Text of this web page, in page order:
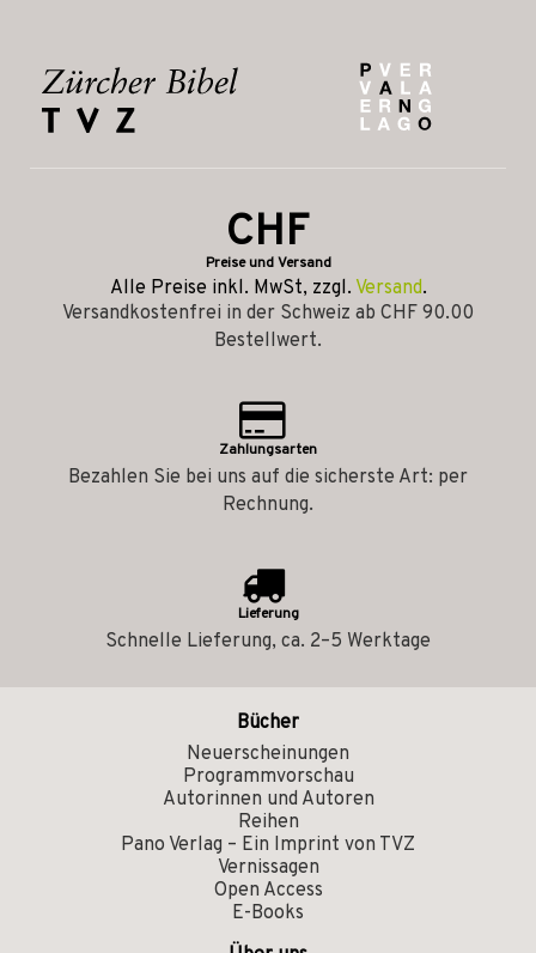
CHF
Preise und Versand
Alle Preise inkl. MwSt, zzgl. Versand.
Versandkostenfrei in der Schweiz ab CHF 90.00
Bestellwert.
Zahlungsarten
Bezahlen Sie bei uns auf die sicherste Art: per
Rechnung.
Lieferung
Schnelle Lieferung, ca. 2–5 Werktage
Bücher
Neuerscheinungen
Programmvorschau
Autorinnen und Autoren
Reihen
Pano Verlag – Ein Imprint von TVZ
Vernissagen
Open Access
E-Books